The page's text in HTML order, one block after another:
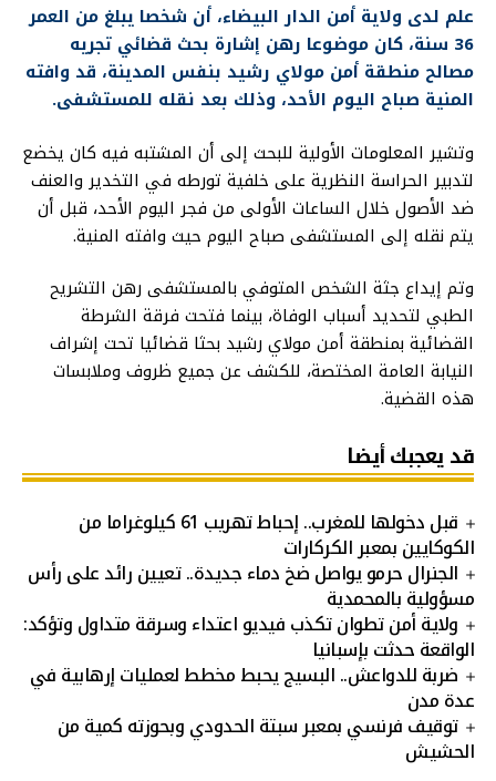
علم لدى ولاية أمن الدار البيضاء، أن شخصا يبلغ من العمر
36 سنة، كان موضوعا رهن إشارة بحث قضائي تجريه
مصالح منطقة أمن مولاي رشيد بنفس المدينة، قد وافته
المنية صباح اليوم الأحد، وذلك بعد نقله للمستشفى.
وتشير المعلومات الأولية للبحث إلى أن المشتبه فيه كان يخضع
لتدبير الحراسة النظرية على خلفية تورطه في التخدير والعنف
ضد الأصول خلال الساعات الأولى من فجر اليوم الأحد، قبل أن
يتم نقله إلى المستشفى صباح اليوم حيث وافته المنية.
وتم إيداع جثة الشخص المتوفي بالمستشفى رهن التشريح
الطبي لتحديد أسباب الوفاة، بينما فتحت فرقة الشرطة
القضائية بمنطقة أمن مولاي رشيد بحثا قضائيا تحت إشراف
النيابة العامة المختصة، للكشف عن جميع ظروف وملابسات
هذه القضية.
قد يعجبك أيضا
قبل دخولها للمغرب.. إحباط تهريب 61 كيلوغراما من
الكوكايين بمعبر الكركارات
الجنرال حرمو يواصل ضخ دماء جديدة.. تعيين رائد على رأس
مسؤولية بالمحمدية
ولاية أمن تطوان تكذب فيديو اعتداء وسرقة متداول وتؤكد:
الواقعة حدثت بإسبانيا
ضربة للدواعش.. البسيج يحبط مخطط لعمليات إرهابية في
عدة مدن
توقيف فرنسي بمعبر سبتة الحدودي وبحوزته كمية من
الحشيش